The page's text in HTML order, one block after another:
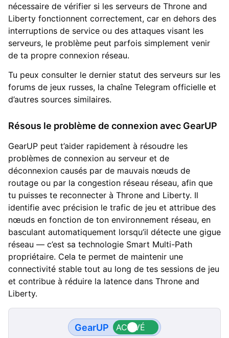
nécessaire de vérifier si les serveurs de Throne and
Liberty fonctionnent correctement, car en dehors des
interruptions de service ou des attaques visant les
serveurs, le problème peut parfois simplement venir
de ta propre connexion réseau.
Tu peux consulter le dernier statut des serveurs sur les
forums de jeux russes, la chaîne Telegram officielle et
d’autres sources similaires.
Résous le problème de connexion avec GearUP
GearUP peut t’aider rapidement à résoudre les
problèmes de connexion au serveur et de
déconnexion causés par de mauvais nœuds de
routage ou par la congestion réseau réseau, afin que
tu puisses te reconnecter à Throne and Liberty. Il
identifie avec précision le trafic de jeu et attribue des
nœuds en fonction de ton environnement réseau, en
basculant automatiquement lorsqu’il détecte une gigue
réseau — c’est sa technologie Smart Multi-Path
propriétaire. Cela te permet de maintenir une
connectivité stable tout au long de tes sessions de jeu
et contribue à réduire la latence dans Throne and
Liberty.
GearUP